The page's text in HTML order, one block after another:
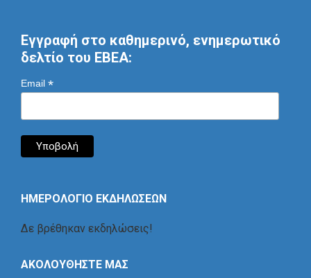
Εγγραφή στο καθημερινό, ενημερωτικό
δελτίο του ΕΒΕΑ:
Email *
ΗΜΕΡΟΛΟΓΙΟ ΕΚΔΗΛΩΣΕΩΝ
Δε βρέθηκαν εκδηλώσεις!
ΑΚΟΛΟΥΘΗΣΤΕ ΜΑΣ